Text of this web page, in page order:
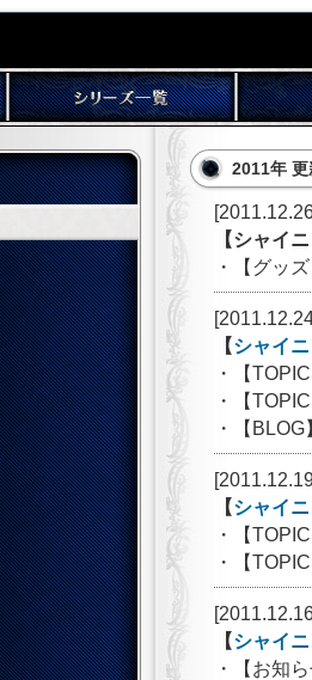
2011年 更
【シャイ
・【グッ
【シャイ
・【
・【
・【
【シャイ
・【
・【
【シャイ
・【お知